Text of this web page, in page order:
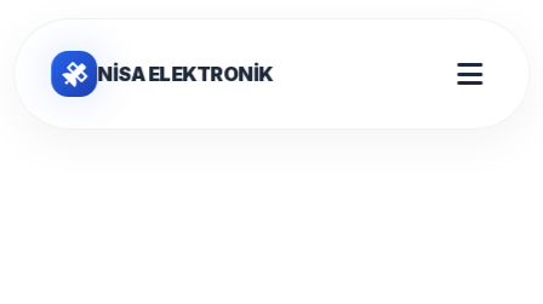
NİSA ELEKTRONİK